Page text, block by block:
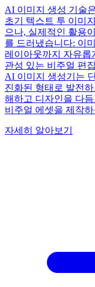
AI 이미지 생성 기술
초기 텍스트 투 이미
으나, 실제적인 활용
를 드러냈습니다: 이
레이아웃까지 자유롭
관성 있는 비주얼 편
AI 이미지 생성기는
진화된 형태로 발전
해하고 디자인을 다
비주얼 에셋을 제작
자세히 알아보기